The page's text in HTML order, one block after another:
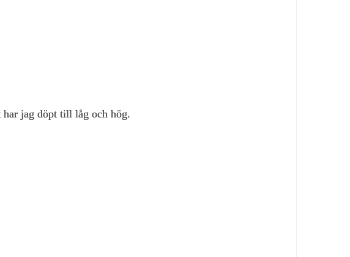
har jag döpt till låg och hög.